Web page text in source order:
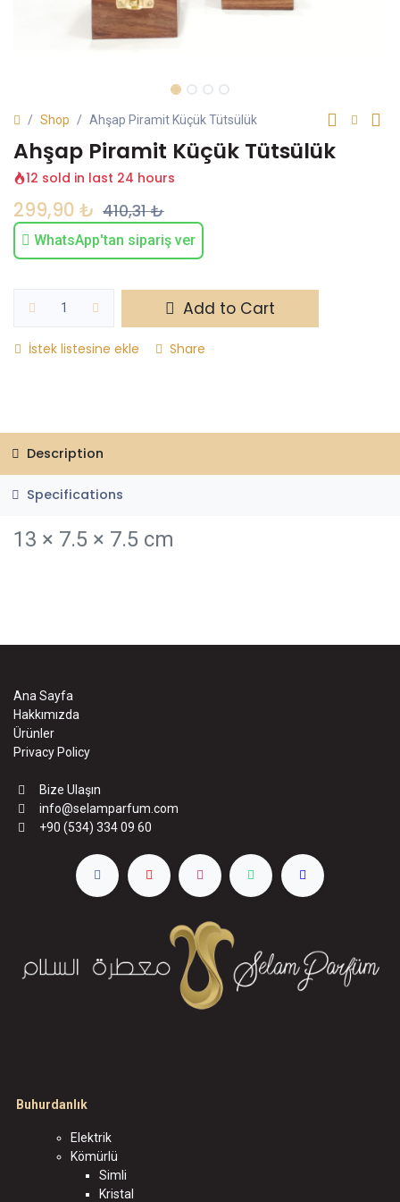
Shop Ahşap Piramit Küçük Tütsülük
Ahşap Piramit Küçük Tütsülük
12 sold in last 24 hours
299,90 ₺ 410,31₺
WhatsApp'tan sipariş ver
Add to Cart
İstek listesine ekle Share
Description
Specifications
13 × 7.5 × 7.5 cm
Ana Sayfa
Hakkımızda
Ürünler
Privacy Policy
Bize Ulaşın
info@selamparfum.com
+90 (534) 334 09 60
Buhurdanlık
Elektrik
Kömürlü
Simli
Kristal